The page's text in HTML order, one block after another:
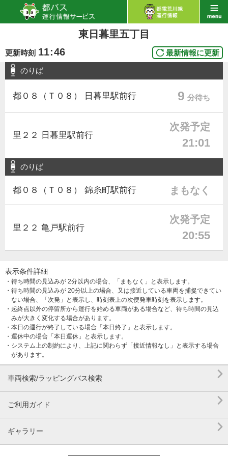
東日暮里五丁目
更新時刻 11:46 最新情報に更新
のりば
都０８（Ｔ０８） 日暮里駅前行 9 分待ち
里２２ 日暮里駅前行
次発予定
21:01
のりば
都０８（Ｔ０８） 錦糸町駅前行 まもなく
里２２ 亀戸駅前行
次発予定
20:55
表示条件詳細
・待ち時間の見込みが 2分以内の場合、「まもなく」と表示します。
・待ち時間の見込みが 20分以上の場合、又は接近している車両を捕捉できてい
ない場合、「次発」と表示し、時刻表上の次便発車時刻を表示します。
・起終点以外の停留所から運行を始める車両がある場合など、待ち時間の見込
みが大きく変化する場合があります。
・本日の運行が終了している場合「本日終了」と表示します。
・運休中の場合「本日運休」と表示します。
・システム上の制約により、上記に関わらず「接近情報なし」と表示する場合
があります。
車両検索/ラッピングバス検索 
ご利用ガイド 
ギャラリー 